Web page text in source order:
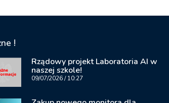
!
Rządowy projekt Laboratoria AI w
naszej szkole!
09/07/202610:27